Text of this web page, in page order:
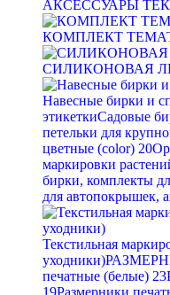
АКСЕССУАРЫ
КОМПЛЕКТ
СИЛИКОНОВАЯ
Навесные бирки и
этикеткиСадовые
петельки для
цветные (color) 20
маркировки
бирки, комплекты
для автопокрышек,
Текстильная
уходники)
печатные (белые) 23
19Размерники